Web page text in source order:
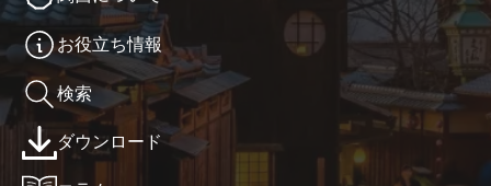
お役立ち情報
検索
ダウンロード